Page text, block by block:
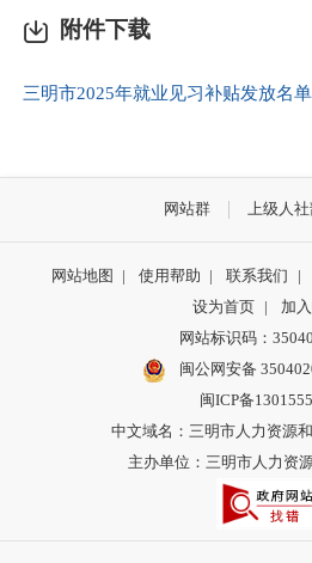
附件下载
三明市2025年就业见习补贴发放名
网站群 上级人
网站地图 | 使用帮助 | 联系我们 |
设为首页 |
加
网站标识码：
闽公网安备
闽ICP备
中文域名：三明市人力资源
主办单位：三明市人力资